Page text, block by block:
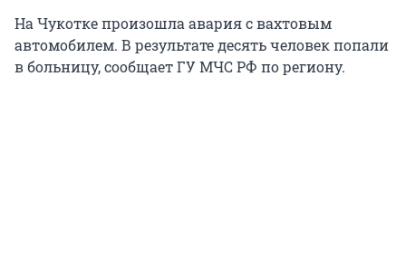
На Чукотке произошла авария с вахтовым
автомобилем. В результате десять человек попали
в больницу, сообщает ГУ МЧС РФ по региону.